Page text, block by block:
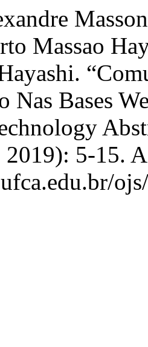
Massao
Nas Bases
2019): 5-15.